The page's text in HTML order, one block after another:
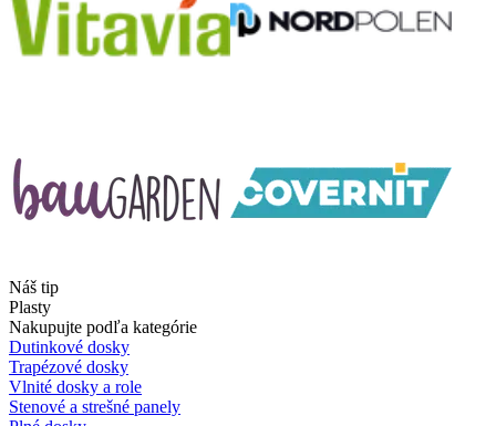
Náš tip
Plasty
Nakupujte podľa kategórie
Dutinkové dosky
Trapézové dosky
Vlnité dosky a role
Stenové a strešné panely